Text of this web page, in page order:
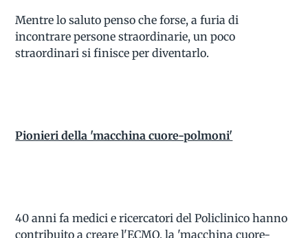
Mentre lo saluto penso che forse, a furia di
incontrare persone straordinarie, un poco
straordinari si finisce per diventarlo.
Pionieri della 'macchina cuore-polmoni'
40 anni fa medici e ricercatori del Policlinico hanno
contribuito a creare l'ECMO, la 'macchina cuore-